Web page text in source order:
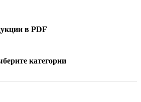
в PDF
категории